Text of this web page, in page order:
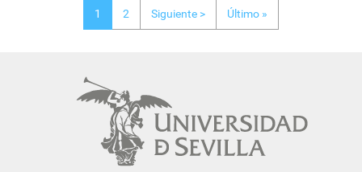
Page
1 Page
2
Siguiente
página
Siguiente >
Última
página
Último »